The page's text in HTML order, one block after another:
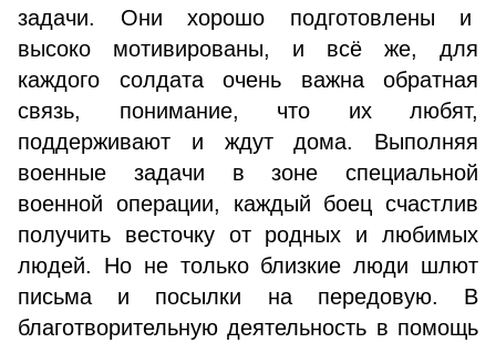
задачи. Они хорошо подготовлены и
высоко мотивированы, и всё же, для
каждого солдата очень важна обратная
связь, понимание, что их любят,
поддерживают и ждут дома. Выполняя
военные задачи в зоне специальной
военной операции, каждый боец счастлив
получить весточку от родных и любимых
людей. Но не только близкие люди шлют
письма и посылки на передовую. В
благотворительную деятельность в помощь